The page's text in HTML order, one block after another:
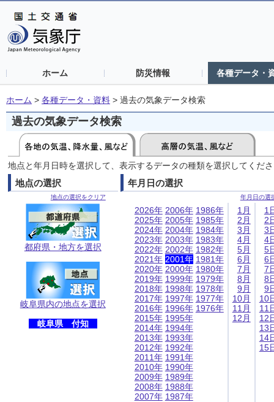
ホーム 防災情報 各種データ・
ホーム > 各種データ・資料 > 過去の気象データ検索
過去の気象データ検索
地点と年月日時を選択して、表示するデータの種類を選択してくだ
地点の選択
地点の選択をクリア
都府県・地方を選択
岐阜県内の地点を選択
岐阜県 付知
年月日の選択
年月日の選
2026年
2025年
2024年
2023年
2022年
2021年
2020年
2019年
2018年
2017年
2016年
2015年
2014年
2013年
2012年
2011年
2010年
2009年
2008年
2007年
2006年
2005年
2004年
2003年
2002年
2001年
2000年
1999年
1998年
1997年
1996年
1995年
1994年
1993年
1992年
1991年
1990年
1989年
1988年
1987年
1986年
1985年
1984年
1983年
1982年
1981年
1980年
1979年
1978年
1977年
1976年
1月
2月
3月
4月
5月
6月
7月
8月
9月
10月
11月
12月
1
2
3
4
5
6
7
8
9
10
11
12
13
14
15